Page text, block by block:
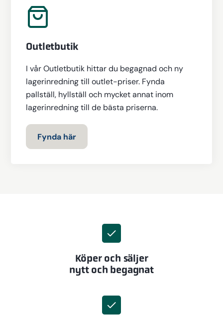
Outletbutik
I vår Outletbutik hittar du begagnad och ny
lagerinredning till outlet-priser. Fynda
pallställ, hyllställ och mycket annat inom
lagerinredning till de bästa priserna.
Fynda här
Köper och säljer
nytt och begagnat